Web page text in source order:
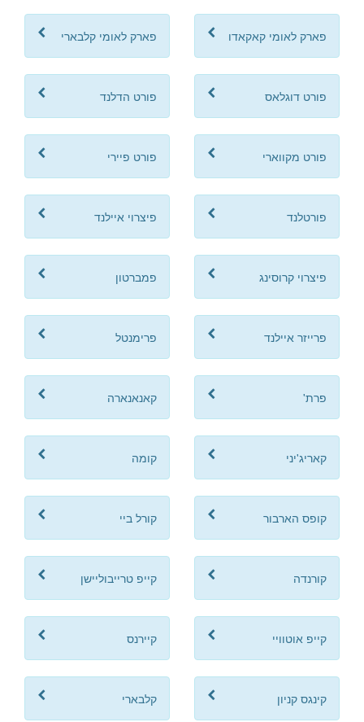
פארק לאומי קאקאדו פארק לאומי קלבארי
פורט דוגלאס פורט הדלנד
פורט מקווארי פורט פיירי
פורטלנד פיצרוי איילנד
פיצרוי קרוסינג פמברטון
פרייזר איילנד פרימנטל
פרת' קאנאנארה
קאריג'יני קומה
קופס הארבור קורל ביי
קורנדה קייפ טרייבוליישן
קייפ אוטוויי קיירנס
קינגס קניון קלבארי